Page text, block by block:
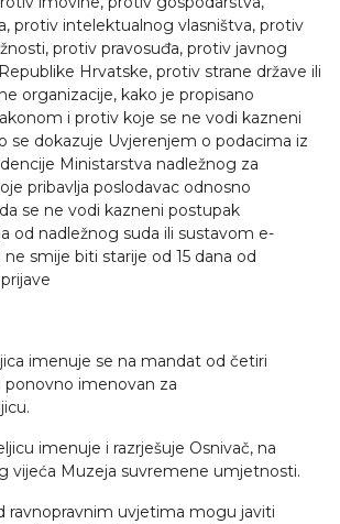
protiv intelektualnog vlasništva, protiv
protiv pravosuđa, protiv javnog
Hrvatske, protiv strane države ili
organizacije, kako je propisano
i protiv koje se ne vodi kazneni
se dokazuje Uvjerenjem o podacima iz
Ministarstva nadležnog za
pribavlja poslodavac odnosno
se ne vodi kazneni postupak
od nadležnog suda ili sustavom e-
ne smije biti starije od 15 dana od
imenuje se na mandat od četiri
imenovan za
imenuje i razrješuje Osnivač, na
vijeća Muzeja suvremene umjetnosti.
ravnopravnim uvjetima mogu javiti